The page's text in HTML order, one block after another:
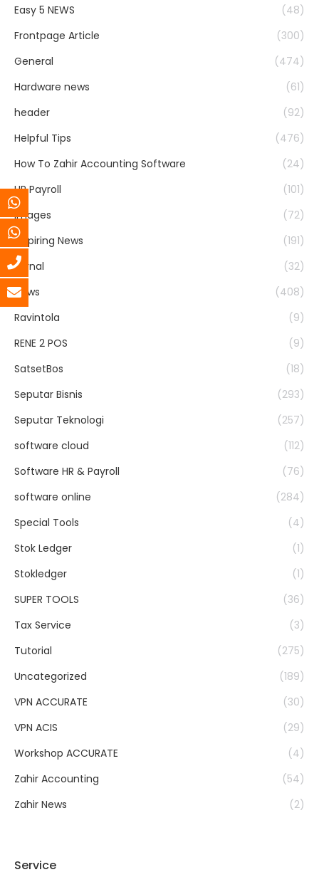
Easy 5 NEWS
(48)
Frontpage Article
(300)
General
(474)
Hardware news
(61)
header
(92)
Helpful Tips
(476)
How To Zahir Accounting Software
(24)
HR Payroll
(101)
Images
(72)
Inspiring News
(191)
Jurnal
(32)
News
(408)
Ravintola
(9)
RENE 2 POS
(9)
SatsetBos
(18)
Seputar Bisnis
(293)
Seputar Teknologi
(257)
software cloud
(112)
Software HR & Payroll
(76)
software online
(284)
Special Tools
(4)
Stok Ledger
(1)
Stokledger
(1)
SUPER TOOLS
(36)
Tax Service
(3)
Tutorial
(275)
Uncategorized
(189)
VPN ACCURATE
(30)
VPN ACIS
(29)
Workshop ACCURATE
(4)
Zahir Accounting
(54)
Zahir News
(2)
Service